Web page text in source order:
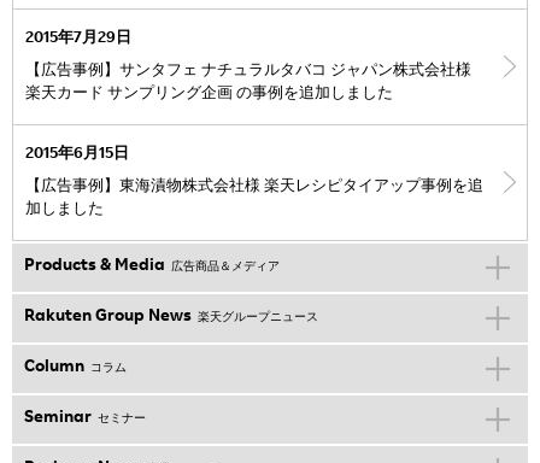
2015年7月29日
【広告事例】サンタフェ ナチュラルタバコ ジャパン株式会社様
楽天カード サンプリング企画 の事例を追加しました
2015年6月15日
【広告事例】東海漬物株式会社様 楽天レシピタイアップ事例を追
加しました
Products & Media 広告商品＆メディア
Rakuten Group News 楽天グループニュース
Column コラム
Seminar セミナー